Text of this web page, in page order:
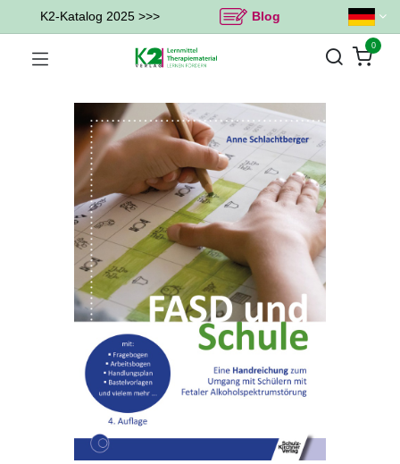
K2-Katalog 2025 >>> Blog
0